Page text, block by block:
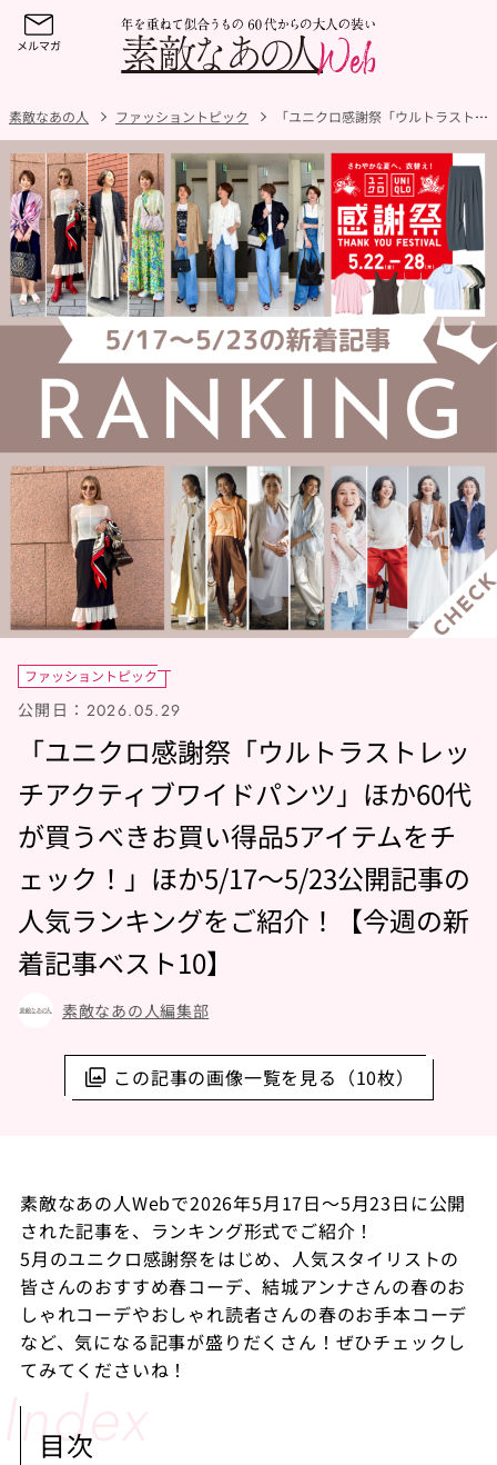
素敵なあの人 ファッショントピック 「ユニクロ感謝祭「ウルトラストレッチアクティブワイドパンツ」ほか60代が買うべきお買い得品5アイテムをチェック！」ほか5/17～5/23公開記事の人気ランキングをご紹介！【今週の新着記事ベスト10】
この記事の画像一覧を見る（10枚）
ファッショントピック
公開日： 2026.05.29
「ユニクロ感謝祭「ウルトラストレッ
チアクティブワイドパンツ」ほか60代
が買うべきお買い得品5アイテムをチ
ェック！」ほか5/17～5/23公開記事の
人気ランキングをご紹介！【今週の新
着記事ベスト10】
素敵なあの人編集部
素敵なあの人Webで2026年5月17日～5月23日に公開
された記事を、ランキング形式でご紹介！
5月のユニクロ感謝祭をはじめ、人気スタイリストの
皆さんのおすすめ春コーデ、結城アンナさんの春のお
しゃれコーデやおしゃれ読者さんの春のお手本コーデ
など、気になる記事が盛りだくさん！ぜひチェックし
てみてくださいね！
目次